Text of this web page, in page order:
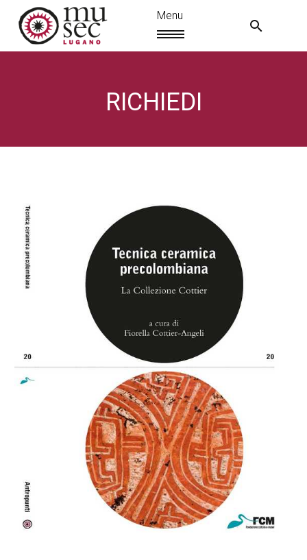
RICHIEDI